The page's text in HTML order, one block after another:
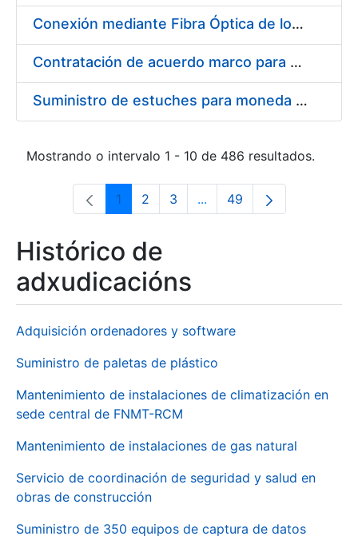
Conexión mediante Fibra Óptica de los Centros de Proceso de Datos (CPDs) de las sedes de la FNMT-RCM de Burgos y Madrid
Contratación de acuerdo marco para el Suministro de Material de Electricidad para la Fábrica Nacional de Moneda y Timbre-Real Casa de la Moneda en su centro de trabajo de Burgos
Suministro de estuches para moneda de 30 €
Mostrando o intervalo 1 - 10 de 486 resultados.
Páxina
1 Páxina
2 Páxina
3 ...Páxinas intermedias Use
Páxina
49
Histórico de
adxudicacións
Adquisición ordenadores y software
Suministro de paletas de plástico
Mantenimiento de instalaciones de climatización en
sede central de FNMT-RCM
Mantenimiento de instalaciones de gas natural
Servicio de coordinación de seguridad y salud en
obras de construcción
Suministro de 350 equipos de captura de datos